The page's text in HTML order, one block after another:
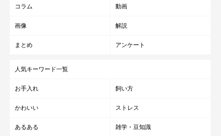
コラム 動画
画像 解説
まとめ アンケート
人気キーワード一覧
お手入れ 飼い方
かわいい ストレス
あるある 雑学・豆知識